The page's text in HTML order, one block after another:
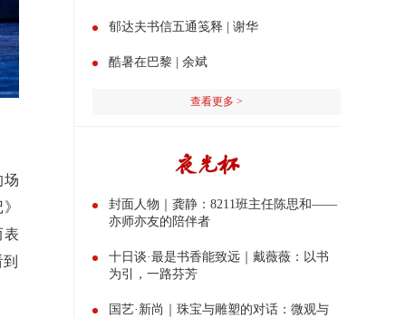
场
表
郁达夫书信五通笺释 | 谢华
酷暑在巴黎 | 余斌
查看更多 >
封面人物｜龚静：8211班主任陈思和——
亦师亦友的陪伴者
十日谈·最是书香能致远｜戴薇薇：以书
为引，一路芬芳
国艺·新尚｜珠宝与雕塑的对话：微观与